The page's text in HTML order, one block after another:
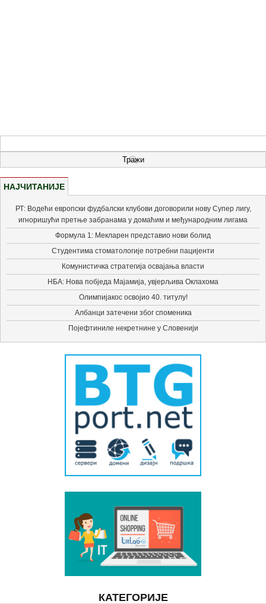
НАЈЧИТАНИЈЕ
РТ: Водећи европски фудбалски клубови договорили нову Супер лигу,
игноришући претње забранама у домаћим и међународним лигама
Формула 1: Мекларен представио нови болид
Студентима стоматологије потребни пацијенти
Комунистичка стратегија освајања власти
НБА: Нова побједа Мајамија, увјерљива Оклахома
Олимпијакос освојио 40. титулу!
Албанци затечени због споменика
Појефтиниле некретнине у Словенији
КАТЕГОРИЈЕ